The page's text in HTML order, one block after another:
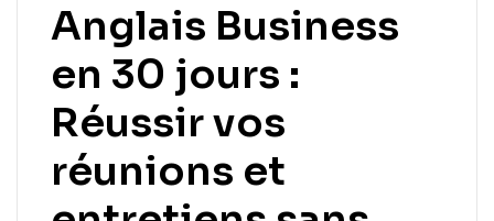
Anglais Business
en 30 jours :
Réussir vos
réunions et